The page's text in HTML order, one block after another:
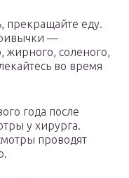
прекращайте еду.
—
жирного, соленого,
во время
года после
у хирурга.
проводят